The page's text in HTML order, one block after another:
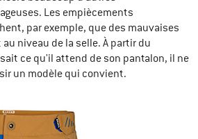
Les empiècements
par exemple, que des mauvaises
niveau de la selle. À partir du
ce qu'il attend de son pantalon, il ne
un modèle qui convient.